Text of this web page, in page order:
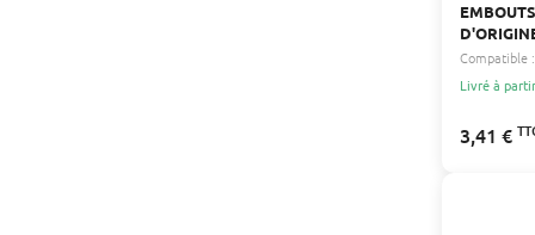
Compatible :
Livré à
3,41 €